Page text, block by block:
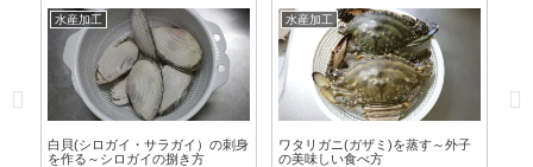
水産加工
白貝(シロガイ・サラガイ）の刺身
を作る～シロガイの捌き方
水産加工
ワタリガニ(ガザミ)を蒸す～外子
の美味しい食べ方